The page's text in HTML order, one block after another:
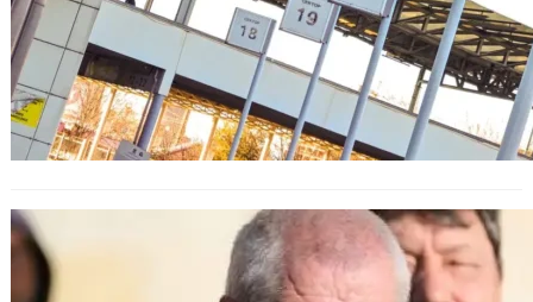
Нов областен управител на Варна:
Атанас Михов поема поста след
смяната на всички областни
управители.